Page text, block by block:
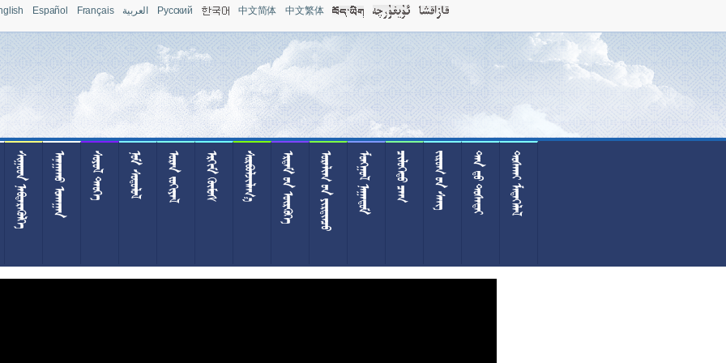
Español Français العربية Pусский 中文简体 中文繁体
                              